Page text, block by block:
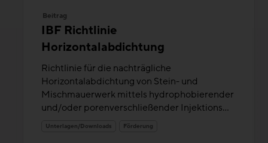
Beitrag
IBF Richtlinie
Horizontalabdichtung
Richtlinie für die nachträgliche
Horizontalabdichtung von Stein- und
Mischmauerwerk mittels hydrophobierender
und/oder porenverschließender Injektions...
Unterlagen/Downloads Förderung